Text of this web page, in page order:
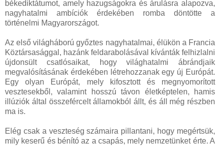
békediktátumot, amely hazugságokra és árulásra alapozva,
nagyhatalmi ambíciók érdekében romba döntötte a
történelmi Magyarországot.
Az első világháború győztes nagyhatalmai, élükön a Francia
Köztársasággal, hazánk feldarabolásával kívánták felhizlalni
újdonsült csatlósaikat, hogy világhatalmi ábrándjaik
megvalósításának érdekében létrehozzanak egy új Európát.
Egy olyan Európát, mely kifosztott és megnyomorított
vesztesekből, valamint hosszú távon életképtelen, hamis
illúziók által összefércelt államokból állt, és áll még részben
ma is.
Elég csak a veszteség számaira pillantani, hogy megértsük,
mily keserű és bénító az a csapás, mely nemzetünket érte. A